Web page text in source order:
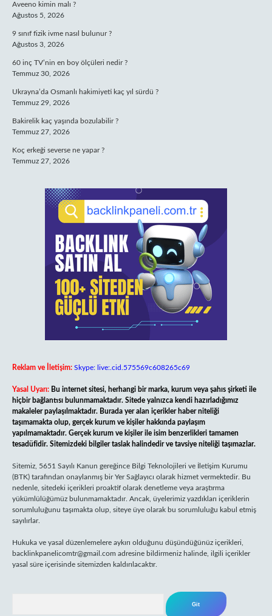
Aveeno kimin malı ?
Ağustos 5, 2026
9 sınıf fizik ivme nasıl bulunur ?
Ağustos 3, 2026
60 inç TV’nin en boy ölçüleri nedir ?
Temmuz 30, 2026
Ukrayna’da Osmanlı hakimiyeti kaç yıl sürdü ?
Temmuz 29, 2026
Bakirelik kaç yaşında bozulabilir ?
Temmuz 27, 2026
Koç erkeği severse ne yapar ?
Temmuz 27, 2026
Reklam ve İletişim: Skype: live:.cid.575569c608265c69
Yasal Uyarı: Bu internet sitesi, herhangi bir marka, kurum veya şahıs şirketi ile
hiçbir bağlantısı bulunmamaktadır. Sitede yalnızca kendi hazırladığımız
makaleler paylaşılmaktadır. Burada yer alan içerikler haber niteliği
taşımamakta olup, gerçek kurum ve kişiler hakkında paylaşım
yapılmamaktadır. Gerçek kurum ve kişiler ile isim benzerlikleri tamamen
tesadüfidir. Sitemizdeki bilgiler taslak halindedir ve tavsiye niteliği taşımazlar.
Sitemiz, 5651 Sayılı Kanun gereğince Bilgi Teknolojileri ve İletişim Kurumu
(BTK) tarafından onaylanmış bir Yer Sağlayıcı olarak hizmet vermektedir. Bu
nedenle, sitedeki içerikleri proaktif olarak denetleme veya araştırma
yükümlülüğümüz bulunmamaktadır. Ancak, üyelerimiz yazdıkları içeriklerin
sorumluluğunu taşımakta olup, siteye üye olarak bu sorumluluğu kabul etmiş
sayılırlar.
Hukuka ve yasal düzenlemelere aykırı olduğunu düşündüğünüz içerikleri,
backlinkpanelicomtr@gmail.com adresine bildirmeniz halinde, ilgili içerikler
yasal süre içerisinde sitemizden kaldırılacaktır.